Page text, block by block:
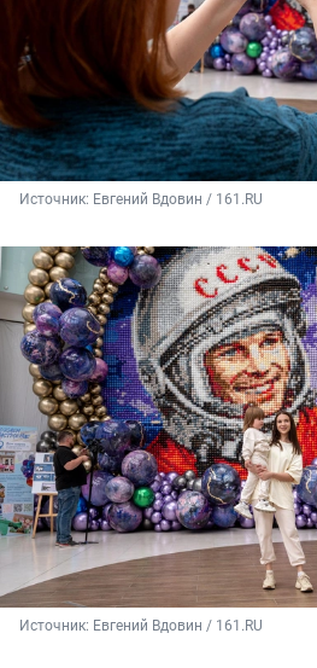
Источник: Евгений Вдовин / 161.RU
Источник: Евгений Вдовин / 161.RU